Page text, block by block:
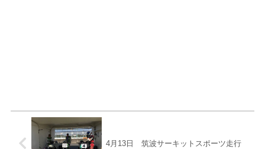
4月13日 筑波サーキットスポーツ走行